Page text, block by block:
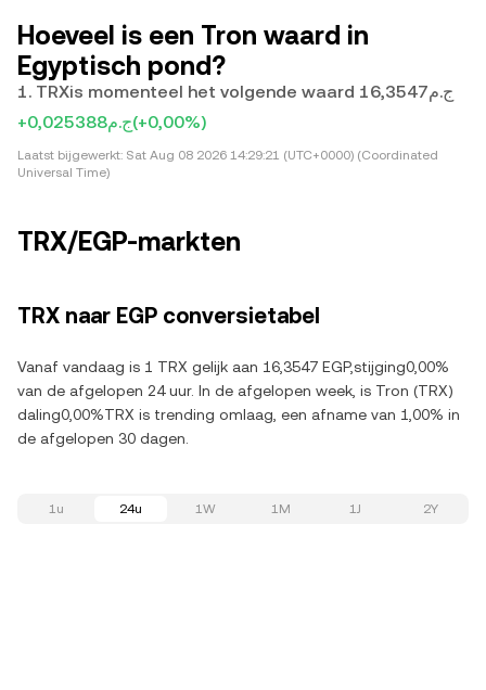
Hoeveel is een Tron waard in
Egyptisch pond?
1. TRXis momenteel het volgende waard ج.م16,3547
+ج.م0,025388(+0,00%)
Laatst bijgewerkt: Sat Aug 08 2026 14:29:21 (UTC+0000) (Coordinated
Universal Time)
TRX/EGP-markten
TRX naar EGP conversietabel
Vanaf vandaag is 1 TRX gelijk aan 16,3547 EGP,stijging0,00%
van de afgelopen 24 uur. In de afgelopen week, is Tron (TRX)
daling0,00%TRX is trending omlaag, een afname van 1,00% in
de afgelopen 30 dagen.
1u 24u 1W 1M 1J 2Y